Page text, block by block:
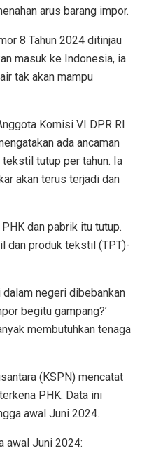
arus barang impor.
8 Tahun 2024 ditinjau
masuk ke Indonesia, ia
tak akan mampu
Komisi VI DPR RI
ada ancaman
tutup per tahun. Ia
akan terus terjadi dan
dan pabrik itu tutup.
dan produk tekstil (TPT)-
dalam negeri dibebankan
begitu gampang?’
membutuhkan tenaga
(KSPN) mencatat
PHK. Data ini
awal Juni 2024.
awal Juni 2024: